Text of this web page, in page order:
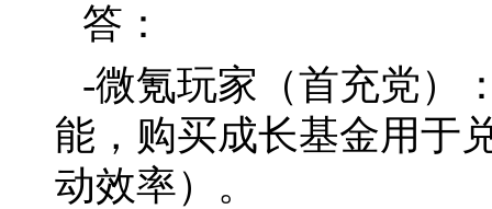
答：
-微氪玩家（首充党）
能，购买成长基金用于
动效率）。